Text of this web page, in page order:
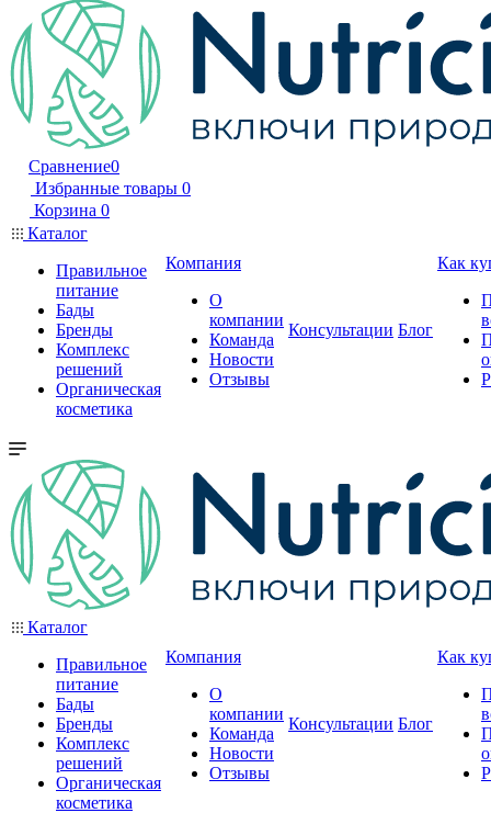
Сравнение0
Избранные товары 0
Корзина 0
Каталог
Правильное
питание
Бады
Бренды
Комплекс
решений
Органическая
косметика
Компания
О
компании
Команда
Новости
Отзывы
Консультации Блог
Как
Каталог
Правильное
питание
Бады
Бренды
Комплекс
решений
Органическая
косметика
Компания
О
компании
Команда
Новости
Отзывы
Консультации Блог
Как